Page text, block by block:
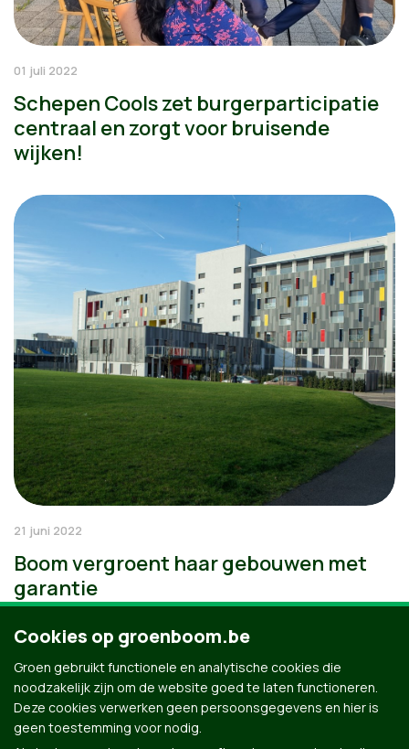
01 juli 2022
Schepen Cools zet burgerparticipatie
centraal en zorgt voor bruisende
wijken!
21 juni 2022
Boom vergroent haar gebouwen met
garantie
Cookies op groenboom.be
Groen gebruikt functionele en analytische cookies die
noodzakelijk zijn om de website goed te laten functioneren.
Deze cookies verwerken geen persoonsgegevens en hier is
geen toestemming voor nodig.